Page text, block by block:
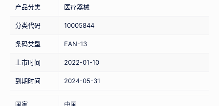
产品分类 医疗器械
分类代码 10005844
条码类型 EAN-13
上市时间 2022-01-10
到期时间 2024-05-31
国家 中国